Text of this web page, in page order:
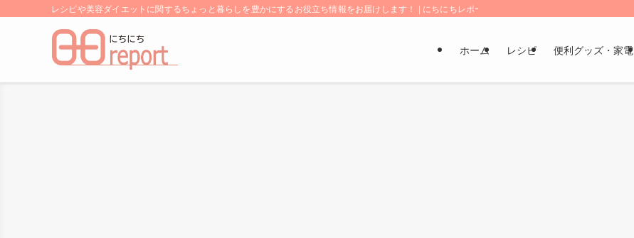
レシピや美容ダイエットに関するちょっと暮らしを豊かにするお役立ち情報をお届けします！ | にちにちレポート
ホーム レシピ 便利グッズ・家電